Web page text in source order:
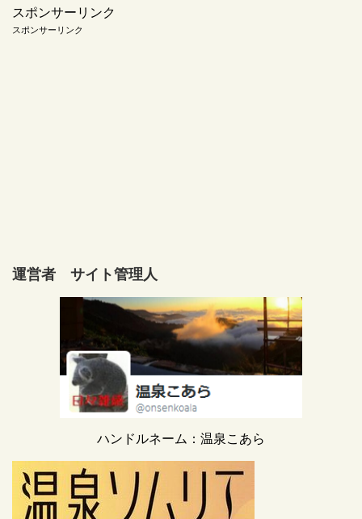
スポンサーリンク
スポンサーリンク
運営者 サイト管理人
ハンドルネーム：温泉こあら